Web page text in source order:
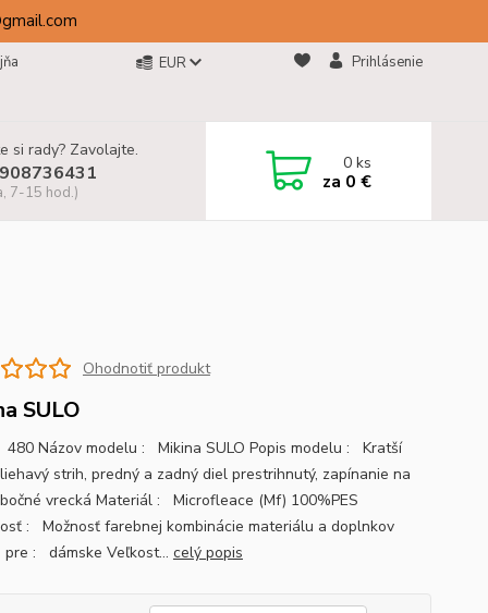
EUR Prihlásenie
si rady? Zavolajte.
7-15 hod.)
0ks
za 0 €
Ohodnotiť produkt
SULO
Názov modelu : Mikina SULO Popis modelu : Kratší
strih, predný a zadný diel prestrihnutý, zapínanie na
vrecká Materiál : Microfleace (Mf) 100%PES
: Možnosť farebnej kombinácie materiálu a doplnkov
pre : dámske Veľkost... celý popis